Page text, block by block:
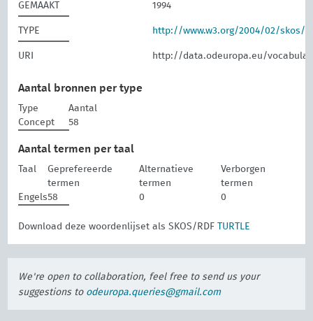
GEMAAKT 1994
TYPE http://www.w3.org/2004/02/skos/
URI http://data.odeuropa.eu/
Aantal bronnen per type
Type
Aantal
Concept
58
Aantal termen per taal
Taal
Geprefereerde
termen
Alternatieve
termen
Verborgen
termen
Engels58 0 0
Download deze woordenlijset als SKOS/RDF TURTLE
We're open to collaboration, feel free to send us your
suggestions to odeuropa.queries@gmail.com